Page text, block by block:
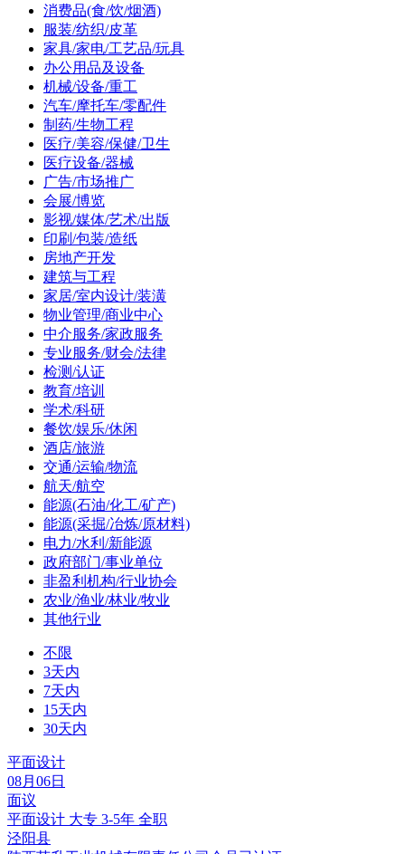
消费品(食/饮/烟酒)
服装/纺织/皮革
家具/家电/工艺品/玩具
办公用品及设备
机械/设备/重工
汽车/摩托车/零配件
制药/生物工程
医疗/美容/保健/卫生
医疗设备/器械
广告/市场推广
会展/博览
影视/媒体/艺术/出版
印刷/包装/造纸
房地产开发
建筑与工程
家居/室内设计/装潢
物业管理/商业中心
中介服务/家政服务
专业服务/财会/法律
检测/认证
教育/培训
学术/科研
餐饮/娱乐/休闲
酒店/旅游
交通/运输/物流
航天/航空
能源(石油/化工/矿产)
能源(采掘/冶炼/原材料)
电力/水利/新能源
政府部门/事业单位
非盈利机构/行业协会
农业/渔业/林业/牧业
其他行业
不限
3天内
7天内
15天内
30天内
平面设计
08月06日
面议
平面设计 大专 3-5年 全职
泾阳县